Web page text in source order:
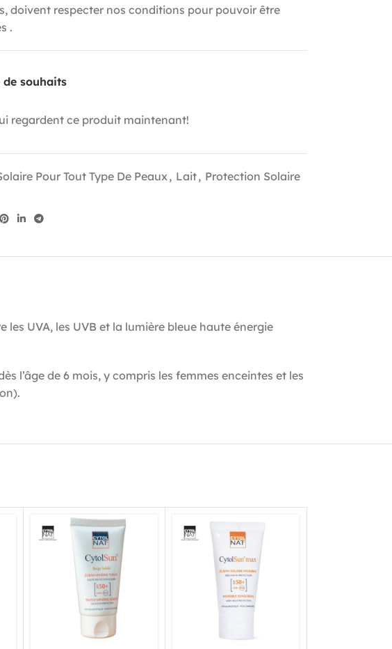
doivent respecter nos conditions pour pouvoir être
.
souhaits
regardent ce produit maintenant!
Pour Tout Type De Peaux, Lait, Protection Solaire
UVA, les UVB et la lumière bleue haute énergie
l’âge de 6 mois, y compris les femmes enceintes et les